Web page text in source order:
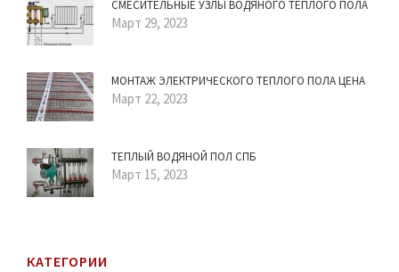
СМЕСИТЕЛЬНЫЕ УЗЛЫ ВОДЯНОГО ТЕПЛОГО ПОЛА
Март 29, 2023
МОНТАЖ ЭЛЕКТРИЧЕСКОГО ТЕПЛОГО ПОЛА ЦЕНА
Март 22, 2023
ТЕПЛЫЙ ВОДЯНОЙ ПОЛ СПБ
Март 15, 2023
КАТЕГОРИИ